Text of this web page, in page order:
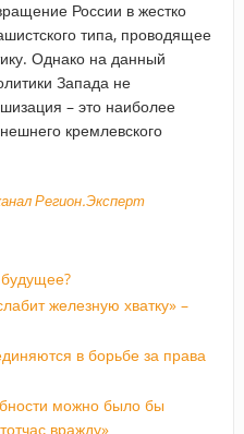
России в жестко
типа, проводящее
Однако на данный
Запада не
– это наиболее
кремлевского
Регион.Эксперт
железную хватку» –
в борьбе за права
можно было бы
вражду»